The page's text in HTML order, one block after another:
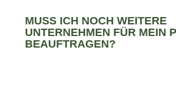
MUSS ICH NOCH WEITERE
UNTERNEHMEN FÜR MEIN
BEAUFTRAGEN?